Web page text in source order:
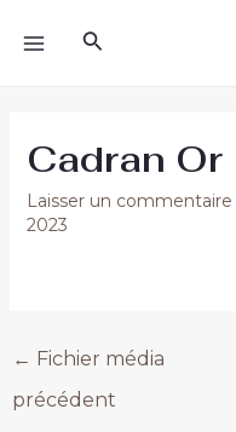
Rechercher
Cadran Or
Laisser un commentaire
2023
des
← Fichier média
précédent